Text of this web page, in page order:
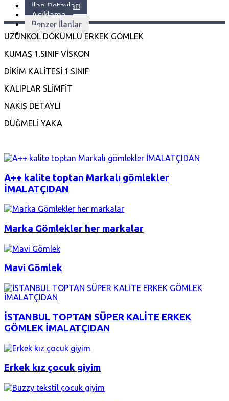
İlan Detayları
Açıklama
Benzer İlanlar
UZUNKOL DÖKÜMLÜ ERKEK GÖMLEK
KUMAŞ 1.SINIF VİSKON
DİKİM KALİTESİ 1.SINIF
KALIPLAR SLİMFİT
NAKIŞ DETAYLI
DÜĞMELİ YAKA
A++ kalite toptan Markalı gömlekler
İMALATÇIDAN
Marka Gömlekler her markalar
Mavi Gömlek
İSTANBUL TOPTAN SÜPER KALİTE ERKEK
GÖMLEK İMALATÇIDAN
Erkek kız çocuk giyim